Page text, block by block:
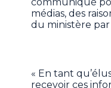
médias, des
du ministère par
« En tant
recevoir ces